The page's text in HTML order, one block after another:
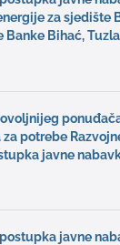
za sjedište
Bihać,
potrebe
javne
javne